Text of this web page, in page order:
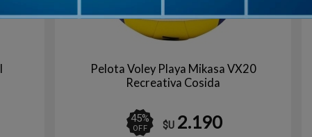
Pelota Voley Playa Mikasa VX20
Recreativa Cosida
45%
OFF $U 2.190